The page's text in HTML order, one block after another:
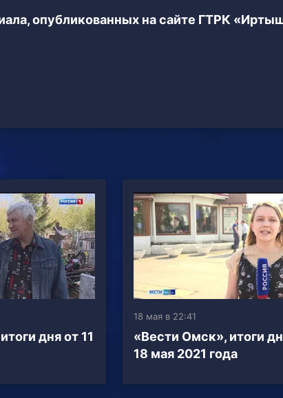
опубликованных на сайте ГТРК
дня от 11
18 мая в 22:41
«Вести Омск», итоги
18 мая 2021 года